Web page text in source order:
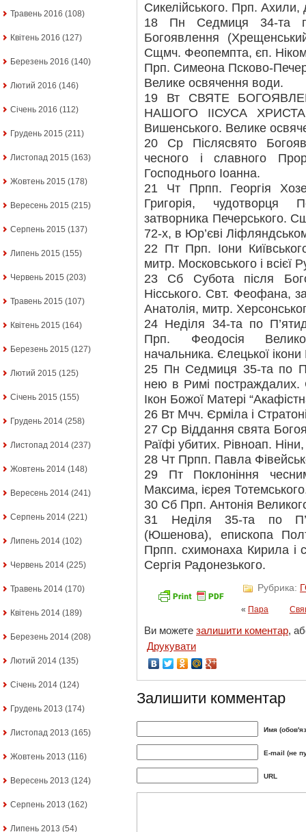
Травень 2016 (108)
Квітень 2016 (127)
Березень 2016 (140)
Лютий 2016 (146)
Січень 2016 (112)
Грудень 2015 (211)
Листопад 2015 (163)
Жовтень 2015 (178)
Вересень 2015 (215)
Серпень 2015 (137)
Липень 2015 (155)
Червень 2015 (203)
Травень 2015 (107)
Квітень 2015 (164)
Березень 2015 (127)
Лютий 2015 (125)
Січень 2015 (155)
Грудень 2014 (258)
Листопад 2014 (237)
Жовтень 2014 (148)
Вересень 2014 (241)
Серпень 2014 (221)
Липень 2014 (102)
Червень 2014 (225)
Травень 2014 (170)
Квітень 2014 (189)
Березень 2014 (208)
Лютий 2014 (135)
Січень 2014 (124)
Грудень 2013 (174)
Листопад 2013 (165)
Жовтень 2013 (116)
Вересень 2013 (124)
Серпень 2013 (162)
Липень 2013 (54)
Сикелійського. Прп. Ахили,
18 Пн Седмиця 34-та по
Богоявлення
Сщмч. Феопемпта, єп.
Прп. Симеона Псково-
Велике освячення води.
19 Вт СВЯТЕ
НАШОГО ІІСУСА
Вишенського. Велике
20 Ср Післясвято
чесного і славного
Господнього Іоанна.
21 Чт Прпп. Георгія
Григорія, чудотворця
затворника Печерського.
72-х, в Юр’єві
22 Пт Прп. Іони
митр. Московського і всієї
23 Сб Субота після
Нісського. Свт. Феофана,
Анатолія, митр.
24 Неділя 34-та по
Прп. Феодосія
начальника. Єлецької
25 Пн Седмиця 35-та по
нею в Римі постраждалих.
Ікон Божої Матері
26 Вт Мчч. Єрміла і
27 Ср Віддання свята
Раїфі убитих. Рівноап. Ніни,
28 Чт Прпп. Павла
29 Пт Поклоніння
Максима, ієрея
30 Сб Прп. Антонія
31 Неділя 35-та по
(Юшенова), епископа
Прпп. схимонаха Кирила і
Сергія Радонезького.
Рубрика:
« Пара
Ви можете залишити коментар,
Друкувати
Залишити комментар
Имя
E-mail (не
URL